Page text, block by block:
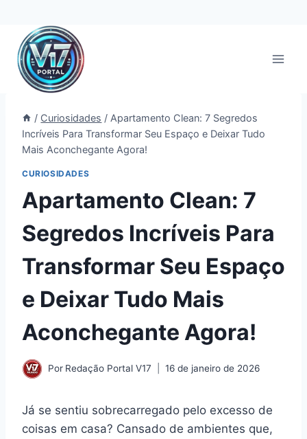
Pular
para
Conteúdo
/ Curiosidades / Apartamento Clean: 7 Segredos
Incríveis Para Transformar Seu Espaço e Deixar Tudo
Mais Aconchegante Agora!
CURIOSIDADES
Apartamento Clean: 7
Segredos Incríveis Para
Transformar Seu Espaço
e Deixar Tudo Mais
Aconchegante Agora!
Por Redação Portal V17 16 de janeiro de 2026
Já se sentiu sobrecarregado pelo excesso de
coisas em casa? Cansado de ambientes que,